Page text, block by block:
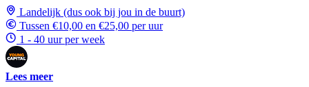
Landelijk (dus ook bij jou in de buurt)
Tussen €10,00 en €25,00 per uur
1 - 40 uur per week
Lees meer